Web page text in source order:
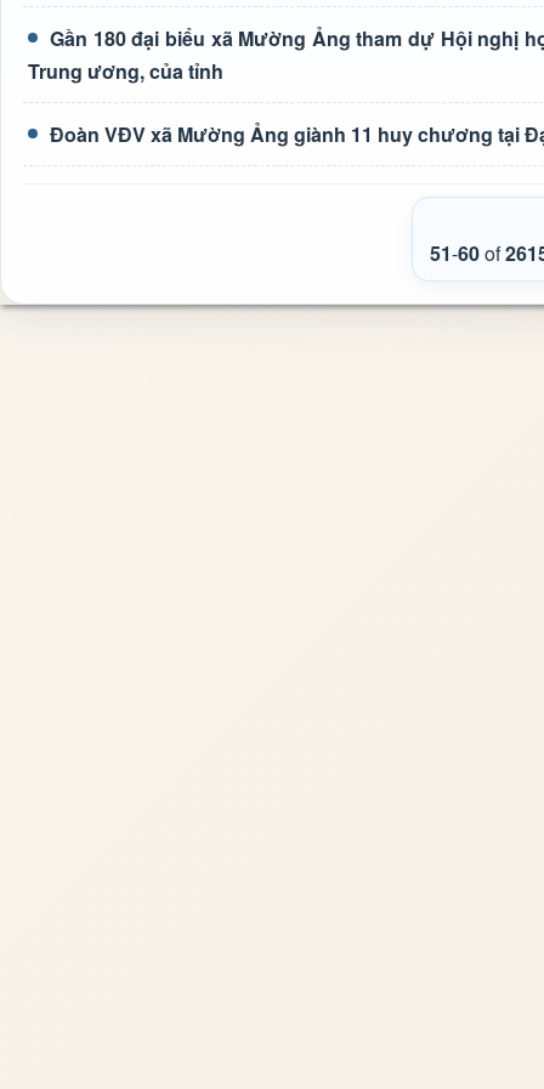
Gần 180 đại biểu xã Mường Ảng tham dự Hội nghị
Trung ương, của tỉnh
Đoàn VĐV xã Mường Ảng giành 11 huy chương tại
51-60of